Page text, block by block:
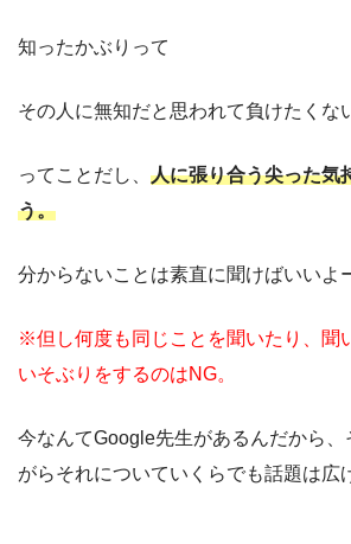
知ったかぶりって
その人に無知だと思われて負けたくな
ってことだし、 人に張り合う尖った気
う。
分からないことは素直に聞けばいいよ
※但し何度も同じことを聞いたり、聞
いそぶりをするのはNG。
今なんてGoogle先生があるんだから、
がらそれについていくらでも話題は広